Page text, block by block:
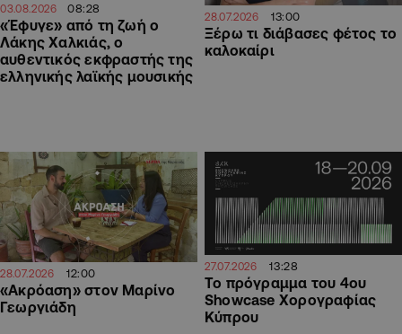
03.08.2026 08:28
«Έφυγε» από τη ζωή ο
Λάκης Χαλκιάς, ο
αυθεντικός εκφραστής της
ελληνικής λαϊκής μουσικής
28.07.2026 13:00
Ξέρω τι διάβασες φέτος το
καλοκαίρι
28.07.2026 12:00
«Ακρόαση» στον Μαρίνο
Γεωργιάδη
27.07.2026 13:28
Το πρόγραμμα του 4ου
Showcase Χορογραφίας
Κύπρου